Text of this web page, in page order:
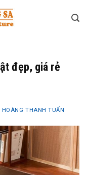
đẹp, giá rẻ
HOÀNG THANH TUẤN